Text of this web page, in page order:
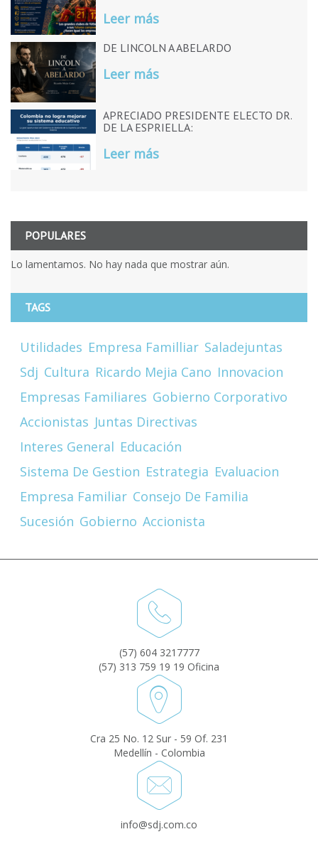
Leer más
DE LINCOLN A ABELARDO
Leer más
APRECIADO PRESIDENTE ELECTO DR.
DE LA ESPRIELLA:
Leer más
POPULARES
Lo lamentamos. No hay nada que mostrar aún.
TAGS
Utilidades Empresa Familliar Saladejuntas
Sdj Cultura Ricardo Mejia Cano Innovacion
Empresas Familiares Gobierno Corporativo
Accionistas Juntas Directivas
Interes General Educación
Sistema De Gestion Estrategia Evaluacion
Empresa Familiar Consejo De Familia
Sucesión Gobierno Accionista
(57) 604 3217777
(57) 313 759 19 19 Oficina
Cra 25 No. 12 Sur - 59 Of. 231
Medellín - Colombia
info@sdj.com.co